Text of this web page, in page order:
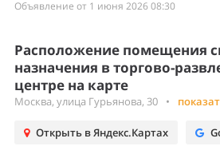
Объявление от 1 июня 2026 08:30
Расположение помещения
назначения в торгово-
центре на карте
Москва, улица Гурьянова, 30 •
Открыть в Яндекс.Картах